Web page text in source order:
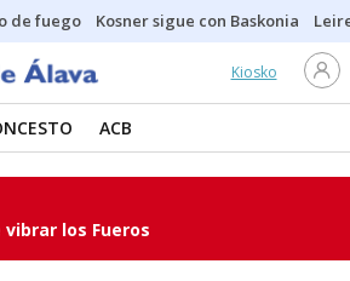
de fuego Kosner sigue con Baskonia
Kiosko
ACB
los Fueros